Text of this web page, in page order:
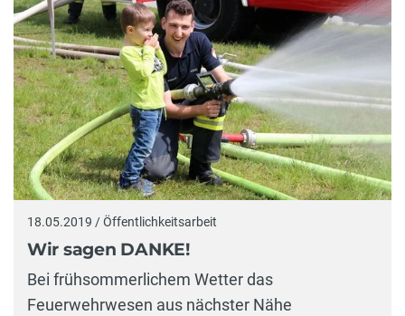
18.05.2019 / Öffentlichkeitsarbeit
Wir sagen DANKE!
Bei frühsommerlichem Wetter das
Feuerwehrwesen aus nächster Nähe